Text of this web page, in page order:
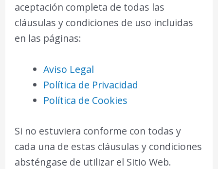
aceptación completa de todas las
cláusulas y condiciones de uso incluidas
en las páginas:
Aviso Legal
Política de Privacidad
Política de Cookies
Si no estuviera conforme con todas y
cada una de estas cláusulas y condiciones
absténgase de utilizar el Sitio Web.